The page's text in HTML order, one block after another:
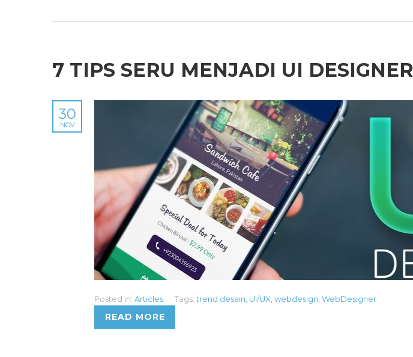
7 TIPS SERU MENJADI UI DESIGNER
30
NOV
Posted in: Articles Tags: trend desain UI/UX webdesign WebDesigner
READ MORE